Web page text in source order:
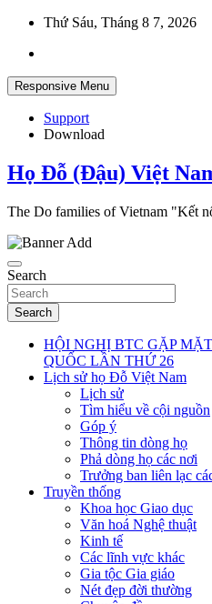
Skip
content
Thứ Sáu, Tháng 8 7, 2026
Responsive Menu
Support
Download
Họ Đỗ (Đậu) Việt
The Do families of Vietnam "Kết
Search
Search
HỘI NGHỊ BTC GẶP
QUỐC LẦN THỨ 26
Lịch sử họ Đỗ Việt Nam
Lịch sử
Tìm hiểu về cội nguồn
Góp ý
Thông tin dòng họ
Phả dòng họ các nơi
Trưởng ban liên lạc
Truyền thống
Khoa học Giao dục
Văn hoá Nghệ thuật
Kinh tế
Các lĩnh vực khác
Gia tộc Gia giáo
Nét đẹp đời thường